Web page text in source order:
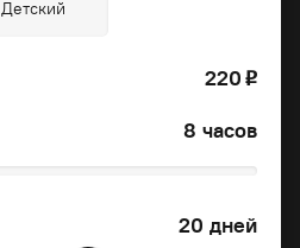
Детский
220 o
8 часов
20 дней